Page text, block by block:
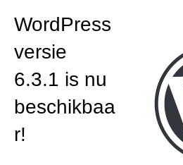
WordPress
versie
6.3.1 is nu
beschikbaa
r!